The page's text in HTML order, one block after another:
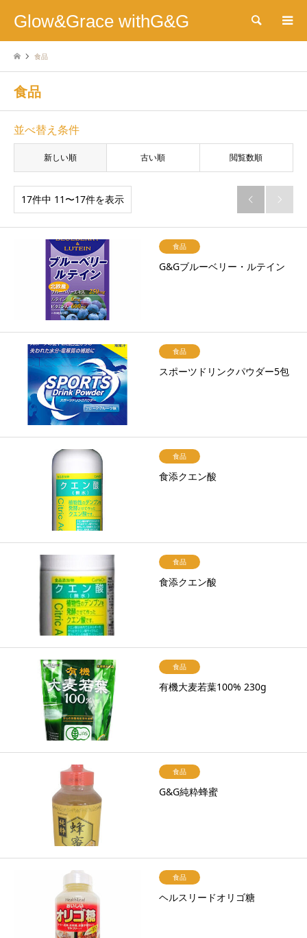
Glow&Grace withG&G 検索
食品
食品
並べ替え条件
新しい順 古い順 閲覧数順
17件中 11〜17件を表示  
食品
G&Gブルーベリー・ルテイン
食品
スポーツドリンクパウダー5包
食品
食添クエン酸
食品
食添クエン酸
食品
有機大麦若葉100% 230g
食品
G&G純粋蜂蜜
食品
ヘルスリードオリゴ糖